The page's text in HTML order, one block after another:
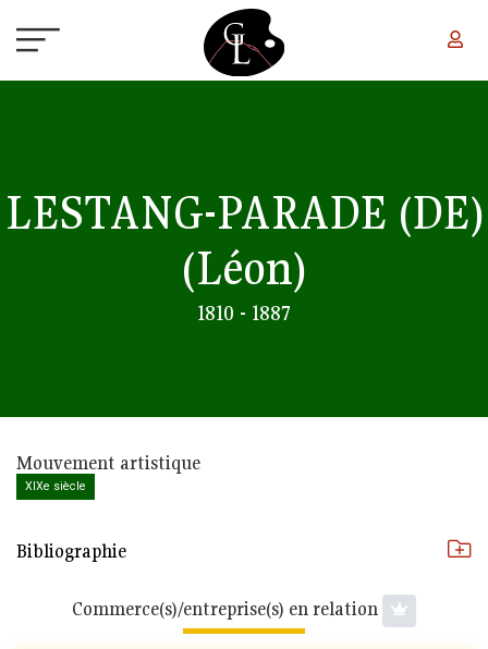
LESTANG-PARADE (DE)
(Léon)
1810 - 1887
Mouvement artistique
XIXe siècle
Bibliographie
Commerce(s)/entreprise(s) en relation